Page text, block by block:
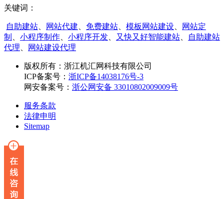
关键词：
自助建站 网站代建 免费建站 模板网站建设
网站定
制
小程序制作 小程序开发 又快又好智能建站
自助建站
代理
网站建设代理
版权所有： 浙江机汇网科技有限公司
ICP备案号： 浙ICP备14038176号-3
网安备案号： 浙公网安备 33010802009009号
服务条款
法律申明
Sitemap